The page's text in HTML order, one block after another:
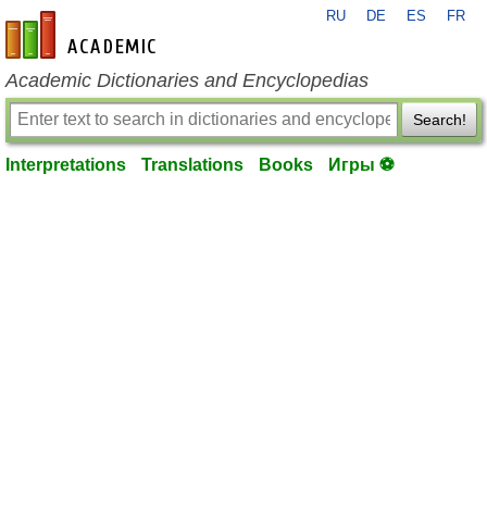
en-academic.com
RU DE ES FR
Academic Dictionaries and Encyclopedias
Search!
Interpretations Translations Books Игры ⚽